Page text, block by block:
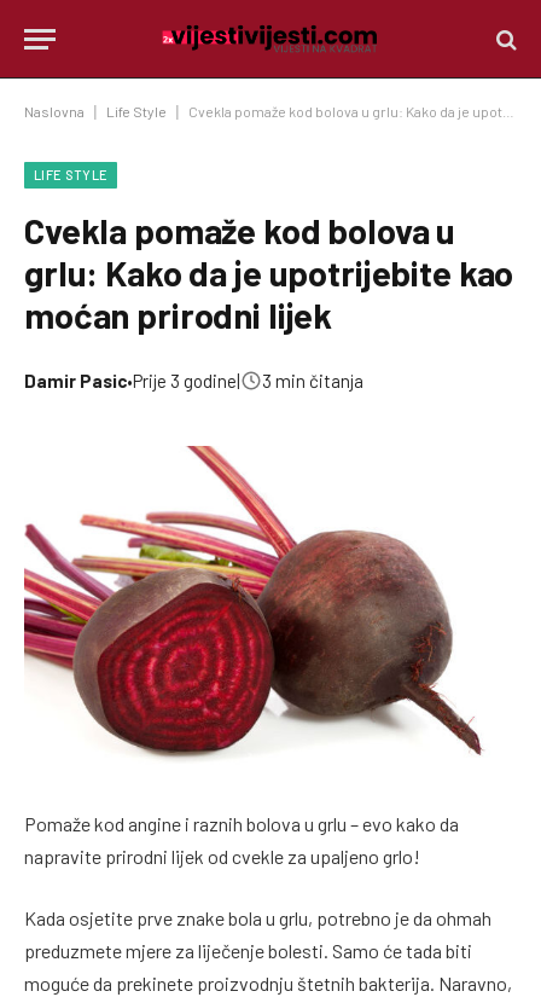
Naslovna Life Style Cvekla pomaže kod bolova u grlu: Kako da je upotrijebite kao moćan prirodni lijek
LIFE STYLE
Cvekla pomaže kod bolova u
grlu: Kako da je upotrijebite kao
moćan prirodni lijek
Damir Pasic•Prije 3 godine| 3 min čitanja
Pomaže kod angine i raznih bolova u grlu – evo kako da
napravite prirodni lijek od cvekle za upaljeno grlo!
Kada osjetite prve znake bola u grlu, potrebno je da ohmah
preduzmete mjere za liječenje bolesti. Samo će tada biti
moguće da prekinete proizvodnju štetnih bakterija. Naravno,